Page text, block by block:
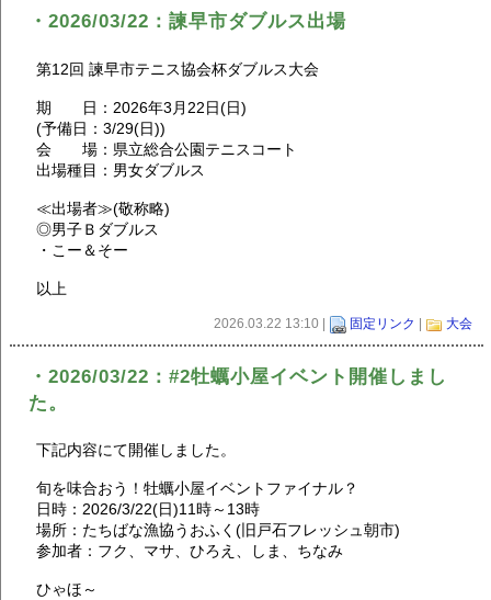
・2026/03/22：諫早市ダブルス出場
第12回 諫早市テニス協会杯ダブルス大会
期 日：2026年3月22日(日)
(予備日：3/29(日))
会 場：県立総合公園テニスコート
出場種目：男女ダブルス
≪出場者≫(敬称略)
◎男子Ｂダブルス
・こー＆そー
以上
2026.03.22 13:10 | 固定リンク 大会
・2026/03/22：#2牡蠣小屋イベント開催しまし
た。
下記内容にて開催しました。
旬を味合おう！牡蠣小屋イベントファイナル？
日時：2026/3/22(日)11時～13時
場所：たちばな漁協うおふく(旧戸石フレッシュ朝市)
参加者：フク、マサ、ひろえ、しま、ちなみ
ひゃほ～